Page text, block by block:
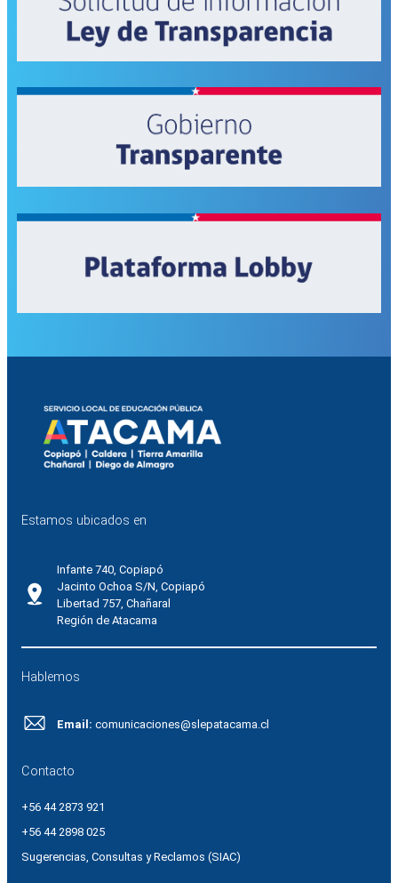
Estamos ubicados en
Infante 740, Copiapó
Jacinto Ochoa S/N, Copiapó
Libertad 757, Chañaral
Región de Atacama
Hablemos
Email: comunicaciones@slepatacama.cl
Contacto
+56 44 2873 921
+56 44 2898 025
Sugerencias, Consultas y Reclamos (SIAC)